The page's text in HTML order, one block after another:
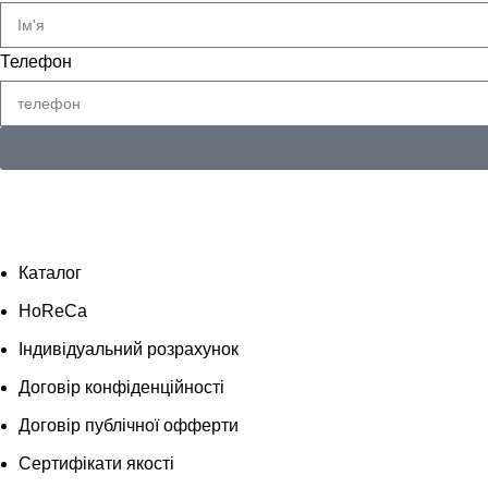
Телефон
Каталог
HoReCa
Індивідуальний розрахунок
Договір конфіденційності
Договір публічної офферти
Сертифікати якості